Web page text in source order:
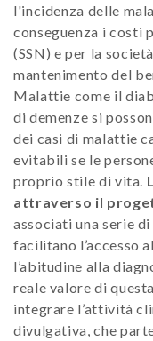
l'incidenza delle
conseguenza i costi
(SSN) e per la
mantenimento del
Malattie come il
di demenze si
dei casi di malattie
evitabili se le
proprio stile di vita.
attraverso il
associati una serie
facilitano l’accesso
l’abitudine alla
reale valore di
integrare l’attività
divulgativa, che